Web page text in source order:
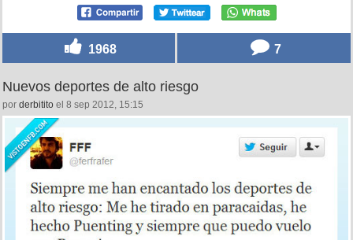
1968 7
Nuevos deportes de alto riesgo
por derbitito el 8 sep 2012, 15:15